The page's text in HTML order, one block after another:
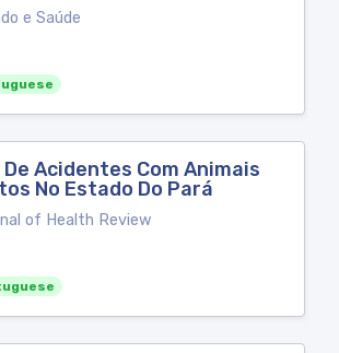
e Saúde
Acidentes Com Animais
No Estado Do Pará
of Health Review